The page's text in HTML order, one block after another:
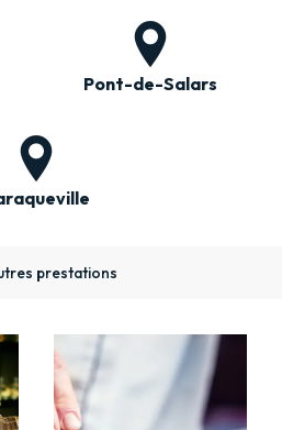
Pont-de-Salars
prestations